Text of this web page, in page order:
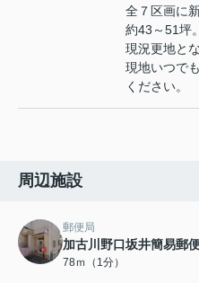
全７区画に
約43～51坪。
現況更地と
現地いつで
ください。
周辺施設
郵便局
加古川野口坂井簡易郵
78ｍ（1分）